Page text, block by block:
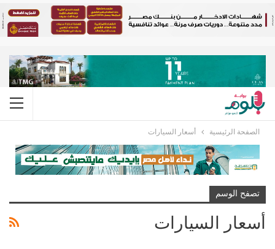
الصفحة الرئيسية أسعار السيارات
تصفح الوسم
أسعار السيارات